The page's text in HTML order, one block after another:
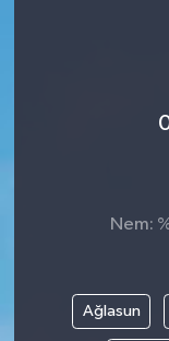
Nem:
Ağlasun